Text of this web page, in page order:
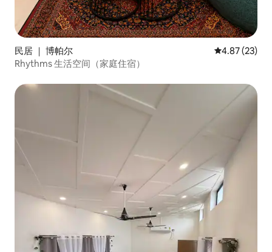
民居 ｜ 博帕尔 平均评分
4.87 (23)
Rhythms 生活空间（家庭住宿）